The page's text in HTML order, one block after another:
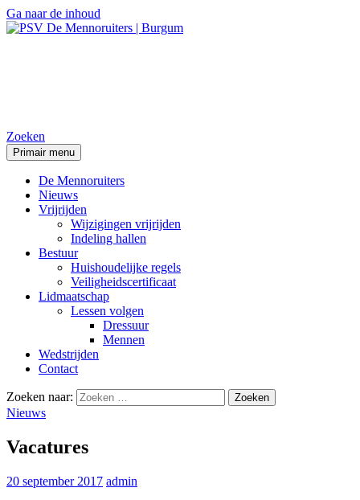
Ga naar de inhoud
Zoeken
Primair menu
De Mennoruiters
Nieuws
Vrijrijden
Wijzigingen vrijrijden
Indeling hallen
Bestuur
Huishoudelijke regels
Veiligheidscertificaat
Lidmaatschap
Lessen volgen
Dressuur
Mennen
Wedstrijden
Contact
Zoeken naar:
Nieuws
Vacatures
20 september 2017 admin